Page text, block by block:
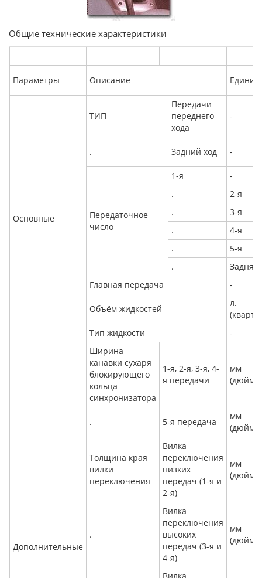
Общие технические характеристики
Параметры Описание
Основные
ТИП
Передачи
переднего
хода
-
. Задний ход -
Передаточное
число
1-я
-
.
2-я
.
3-я
.
4-я
.
5-я
.
Задняя
Главная передача
-
Объём жидкостей
л.
(кварт)
Тип жидкости
-
Дополнительные
Ширина
канавки сухаря
блокирующего
кольца
синхронизатора
1-я, 2-я, 3-я, 4-
я передачи
мм
(дюйм)
. 5-я передача
мм
(дюйм)
Толщина края
вилки
переключения
Вилка
переключения
низких
передач (1-я и
2-я)
мм
(дюйм)
.
Вилка
переключения
высоких
передач (3-я и
4-я)
мм
(дюйм)